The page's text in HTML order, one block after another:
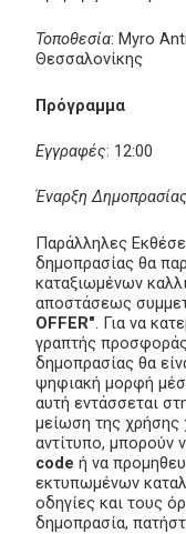
Τοποθεσία: Myro
Θεσσαλονίκης
Πρόγραμμα
Εγγραφές: 12:00
Έναρξη Δημοπρασίας
Παράλληλες
δημοπρασίας θα
καταξιωμένων
αποστάσεως
OFFER" . Για να
γραπτής
δημοπρασίας θα
ψηφιακή μορφή
αυτή εντάσσεται
μείωση της χρήσης
αντίτυπο, μπορούν
code ή να
εκτυπωμένων
οδηγίες και τους
δημοπρασία,